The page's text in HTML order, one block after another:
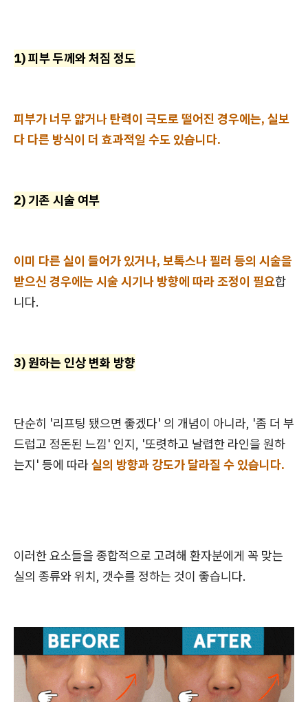
1) 피부 두께와 처짐 정도
피부가 너무 얇거나 탄력이 극도로 떨어진 경우에는, 실보
다 다른 방식이 더 효과적일 수도 있습니다.
2) 기존 시술 여부
이미 다른 실이 들어가 있거나, 보톡스나 필러 등의 시술을
받으신 경우에는 시술 시기나 방향에 따라 조정이 필요합
니다.
3) 원하는 인상 변화 방향
단순히 '리프팅 됐으면 좋겠다' 의 개념이 아니라, '좀 더 부
드럽고 정돈된 느낌' 인지, '또렷하고 날렵한 라인을 원하
는지' 등에 따라실의 방향과 강도가 달라질 수 있습니다.
이러한 요소들을 종합적으로 고려해 환자분에게 꼭 맞는
실의 종류와 위치, 갯수를 정하는 것이 좋습니다.